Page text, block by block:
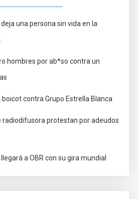
una persona sin vida en la
hombres por ab*so contra un
contra Grupo Estrella Blanca
radiodifusora protestan por adeudos
a OBR con su gira mundial